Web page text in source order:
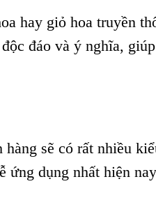
hay giỏ hoa truyền
đáo và ý nghĩa,
sẽ có rất nhiều
ứng dụng nhất hiện